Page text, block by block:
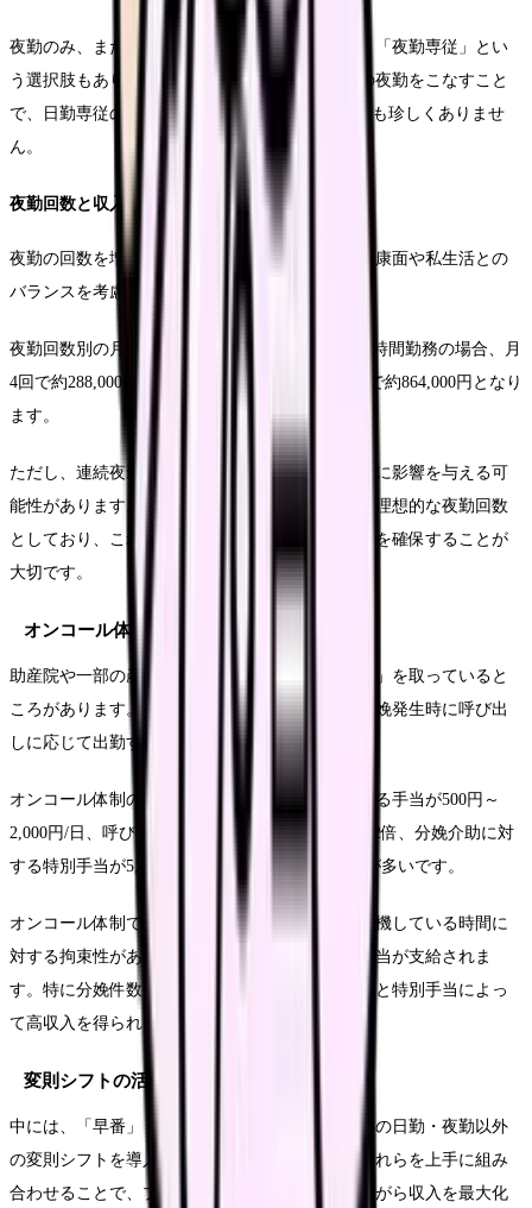
夜勤のみ、または夜勤を中心としたシフトで働く「夜勤専従」とい
う選択肢もあります。この場合、月に10～15回の夜勤をこなすこと
で、日勤専従の1.5～2倍の月収を得られるケースも珍しくありませ
ん。
夜勤回数と収入バランス
夜勤の回数を増やすことで収入は増えますが、健康面や私生活との
バランスを考慮することが重要です。
夜勤回数別の月収例として、時給4,500円、1回16時間勤務の場合、月
4回で約288,000円、月8回で約576,000円、月12回で約864,000円となり
ます。
ただし、連続夜勤や過度な夜勤回数は心身の健康に影響を与える可
能性があります。多くの助産師が「月4～8回」を理想的な夜勤回数
としており、これを超える場合は十分な休息期間を確保することが
大切です。
オンコール体制と特別手当
助産院や一部の産科施設では、「オンコール体制」を取っていると
ころがあります。これは自宅待機をしながら、分娩発生時に呼び出
しに応じて出勤する体制です。
オンコール体制の特徴としては、待機時間に対する手当が500円～
2,000円/日、呼び出し時の出勤で通常時給の1.5～2倍、分娩介助に対
する特別手当が5,000円～20,000円/件となることが多いです。
オンコール体制では、実働時間は少なくても、待機している時間に
対する拘束性があるため、それに見合った待機手当が支給されま
す。特に分娩件数が多い施設では、呼び出し出勤と特別手当によっ
て高収入を得られる可能性があります。
変則シフトの活用方法
中には、「早番」「遅番」「準夜勤」など、通常の日勤・夜勤以外
の変則シフトを導入している施設もあります。これらを上手に組み
合わせることで、プライベートとの両立を図りながら収入を最大化